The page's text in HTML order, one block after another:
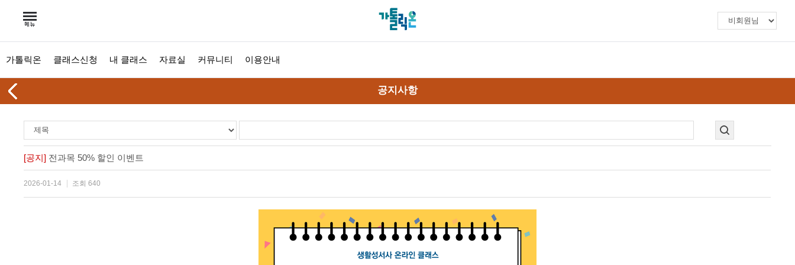
가톨릭온 클래스신청 내 클래스 자료실 커뮤니티 이용안내
공지사항
[공지] 전과목 50% 할인 이벤트
2026-01-14 조회 640